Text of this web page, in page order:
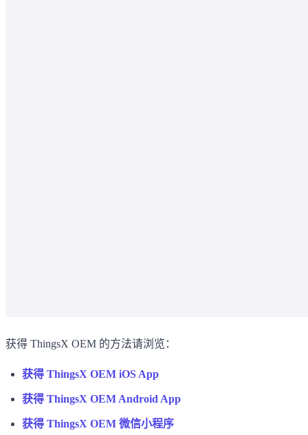
获得 ThingsX OEM 的方法请浏览：
获得 ThingsX OEM iOS App
获得 ThingsX OEM Android App
获得 ThingsX OEM 微信小程序